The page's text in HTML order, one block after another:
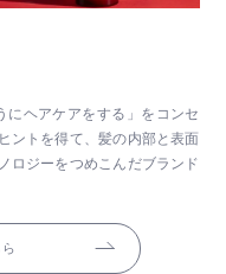
にヘアケアをする」をコンセ
ントを得て、髪の内部と表面
ロジーをつめこんだブランド